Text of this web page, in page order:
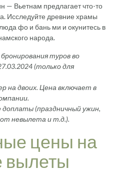
— Вьетнам предлагает что-то
Исследуйте древние храмы
фо и бань ми и окунитесь в
народа.
туров во
(только для
на двоих. Цена включает в
(праздничный ужин,
невылета и т.д.).
цены на
вылеты